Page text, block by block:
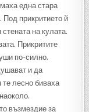
една стара
Под прикритието й
на кулата.
Прикритите
по-силно.
и да
те лесно биваха
възмездие за